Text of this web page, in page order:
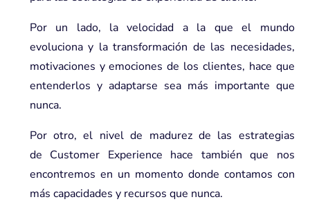
Por un lado, la velocidad a la que el mundo
evoluciona y la transformación de las necesidades,
motivaciones y emociones de los clientes, hace que
entenderlos y adaptarse sea más importante que
nunca.
Por otro, el nivel de madurez de las estrategias
de Customer Experience hace también que nos
encontremos en un momento donde contamos con
más capacidades y recursos que nunca.